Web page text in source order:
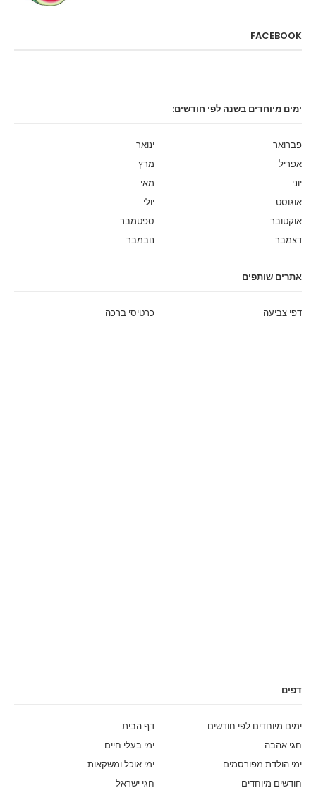
FACEBOOK
ימים מיוחדים בשנה לפי חודשים:
ינואר
פברואר
מרץ
אפריל
מאי
יוני
יולי
אוגוסט
ספטמבר
אוקטובר
נובמבר
דצמבר
אתרים שותפים
כרטיסי ברכה דפי צביעה
דפים
דף הבית
ימים מיוחדים לפי חודשים
ימי בעלי חיים
חגי אהבה
ימי אוכל ומשקאות
ימי הולדת מפורסמים
חגי ישראל
חודשים מיוחדים